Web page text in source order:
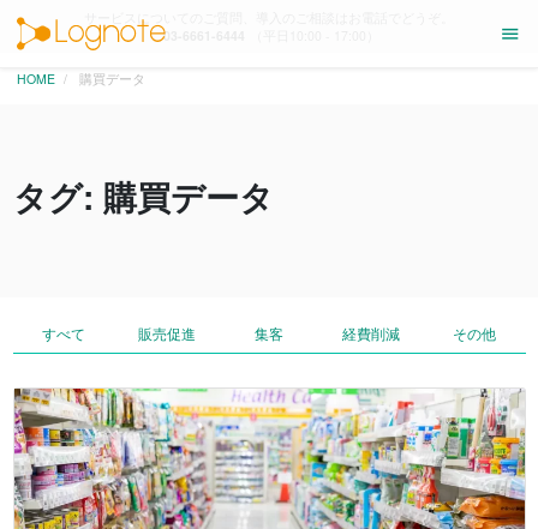
menu
サービスについてのご質問、導入のご相談はお電話でどうぞ。
03-6661-6444
HOME 購買データ
タグ: 購買データ
すべて 販売促進 集客 経費削減 その他